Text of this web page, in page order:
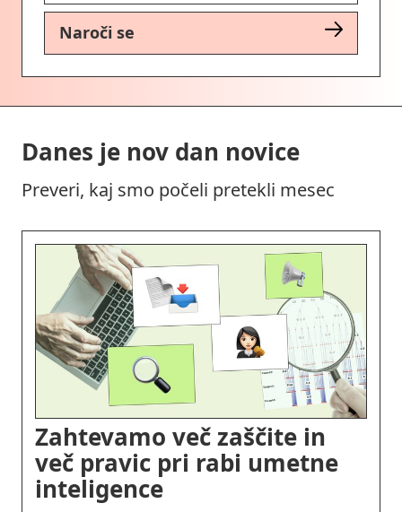
Naroči se
Danes je nov dan novice
Preveri, kaj smo počeli pretekli mesec
Zahtevamo več zaščite in
več pravic pri rabi umetne
inteligence